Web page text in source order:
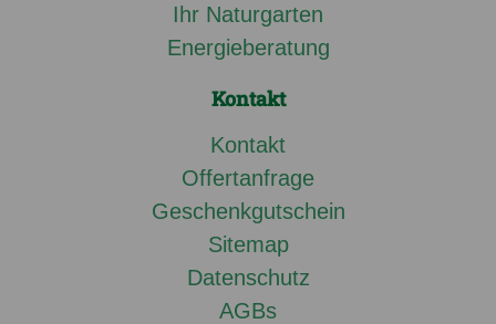
Ihr Naturgarten
Energieberatung
Kontakt
Kontakt
Offertanfrage
Geschenkgutschein
Sitemap
Datenschutz
AGBs